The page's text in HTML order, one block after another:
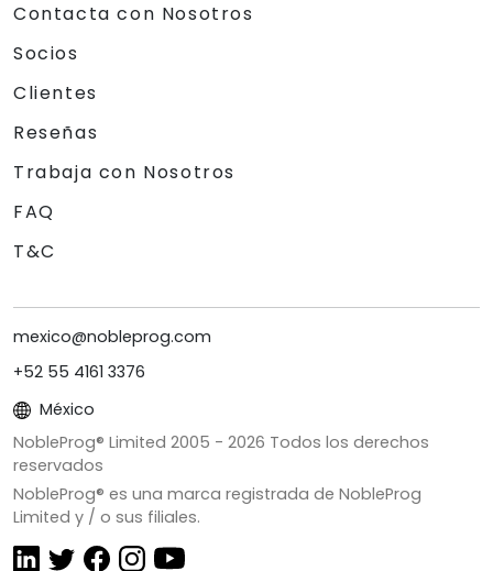
Contacta con Nosotros
Socios
Clientes
Reseñas
Trabaja con Nosotros
FAQ
T&C
mexico@nobleprog.com
+52 55 4161 3376
México
NobleProg® Limited 2005 - 2026 Todos los derechos
reservados
NobleProg® es una marca registrada de NobleProg
Limited y / o sus filiales.